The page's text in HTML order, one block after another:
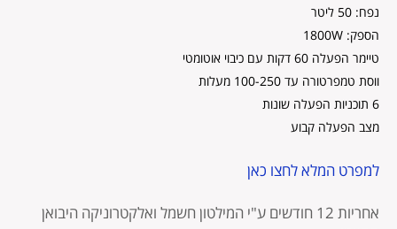
נפח: 50 ליטר
הספק: 1800W
טיימר הפעלה 60 דקות עם כיבוי אוטומטי
ווסת טמפרטורה עד 100-250 מעלות
6 תוכניות הפעלה שונות
מצב הפעלה קבוע
למפרט המלא לחצו כאן
אחריות 12 חודשים
ע"י המילטון חשמל ואלקטרוניקה היבואן